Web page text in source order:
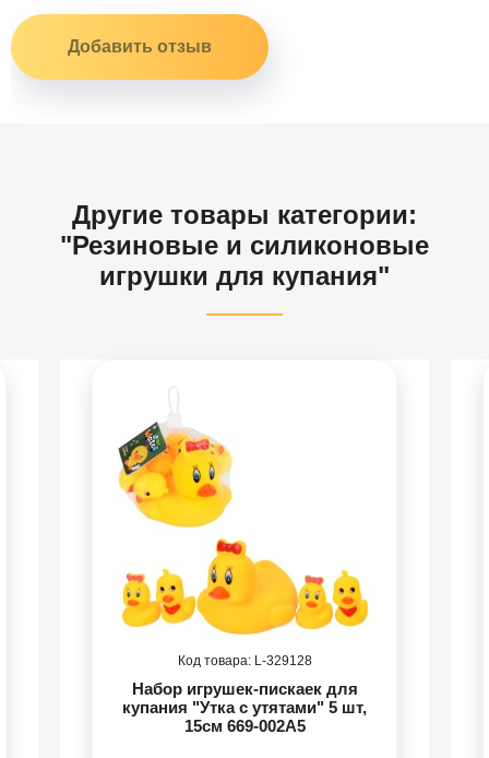
Другие товары категории:
"Резиновые и силиконовые
игрушки для купания"
329128
Набор игрушек-пискаек для
купания "Утка с утятами" 5 шт,
15см 669-002A5